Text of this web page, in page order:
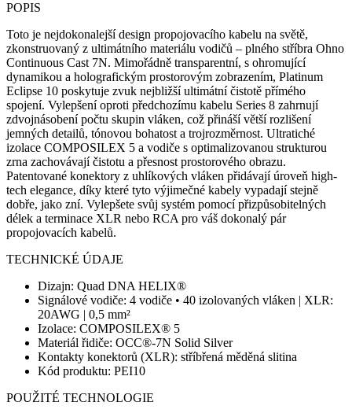
POPIS
Toto je nejdokonalejší design propojovacího kabelu na světě,
zkonstruovaný z ultimátního materiálu vodičů – plného stříbra Ohno
Continuous Cast 7N. Mimořádně transparentní, s ohromující
dynamikou a holografickým prostorovým zobrazením, Platinum
Eclipse 10 poskytuje zvuk nejbližší ultimátní čistotě přímého
spojení. Vylepšení oproti předchozímu kabelu Series 8 zahrnují
zdvojnásobení počtu skupin vláken, což přináší větší rozlišení
jemných detailů, tónovou bohatost a trojrozměrnost. Ultratiché
izolace COMPOSILEX 5 a vodiče s optimalizovanou strukturou
zrna zachovávají čistotu a přesnost prostorového obrazu.
Patentované konektory z uhlíkových vláken přidávají úroveň high-
tech elegance, díky které tyto výjimečné kabely vypadají stejně
dobře, jako zní. Vylepšete svůj systém pomocí přizpůsobitelných
délek a terminace XLR nebo RCA pro váš dokonalý pár
propojovacích kabelů.
TECHNICKÉ ÚDAJE
Dizajn: Quad DNA HELIX®
Signálové vodiče: 4 vodiče • 40 izolovaných vláken | XLR:
20AWG | 0,5 mm²
Izolace: COMPOSILEX® 5
Materiál řidiče: OCC®-7N Solid Silver
Kontakty konektorů (XLR): stříbřená měděná slitina
Kód produktu: PEI10
POUŽITÉ TECHNOLOGIE